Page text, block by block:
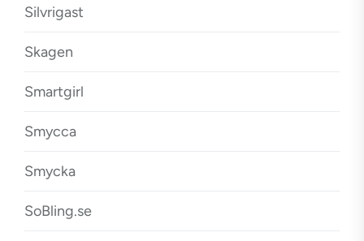
Silvrigast
Skagen
Smartgirl
Smycca
Smycka
SoBling.se